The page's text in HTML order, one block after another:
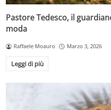
Pastore Tedesco, il
moda
Raffaele Moauro Marzo 3, 2026
Leggi di più